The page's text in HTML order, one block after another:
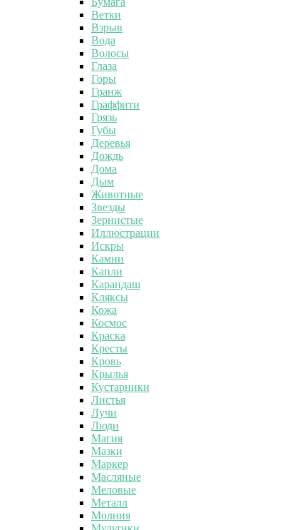
Ветки
Взрыв
Вода
Волосы
Глаза
Горы
Гранж
Граффити
Грязь
Губы
Деревья
Дождь
Дома
Дым
Животные
Звезды
Зернистые
Иллюстрации
Искры
Камни
Капли
Карандаш
Кляксы
Кожа
Космос
Краска
Кресты
Кровь
Крылья
Кустарники
Листья
Лучи
Люди
Магия
Мазки
Маркер
Масляные
Меловые
Металл
Молния